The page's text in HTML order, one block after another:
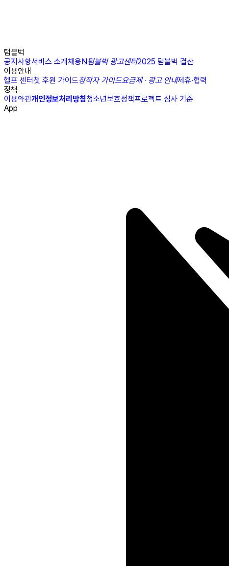
텀블벅
공지사항서비스 소개채용N텀블벅 광고센터2025 텀블벅 결산
이용안내
헬프 센터첫 후원 가이드창작자 가이드요금제 · 광고 안내제휴·협력
정책
이용약관개인정보처리방침청소년보호정책프로젝트 심사 기준
App